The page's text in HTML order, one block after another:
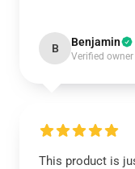
B Benjamin
Verified owner
This product is